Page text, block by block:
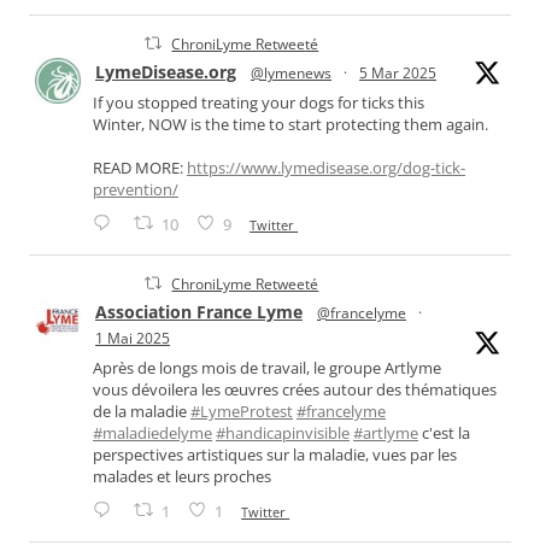
ChroniLyme Retweeté
LymeDisease.org @lymenews · 5 Mar 2025
If you stopped treating your dogs for ticks this
Winter, NOW is the time to start protecting them again.
READ MORE: https://www.lymedisease.org/dog-tick-
prevention/
10 9 Twitter
ChroniLyme Retweeté
Association France Lyme @francelyme
·
1 Mai 2025
Après de longs mois de travail, le groupe Artlyme
vous dévoilera les œuvres crées autour des thématiques
de la maladie#LymeProtest#francelyme
#maladiedelyme#handicapinvisible#artlymec'est la
perspectives artistiques sur la maladie, vues par les
malades et leurs proches
1 1 Twitter